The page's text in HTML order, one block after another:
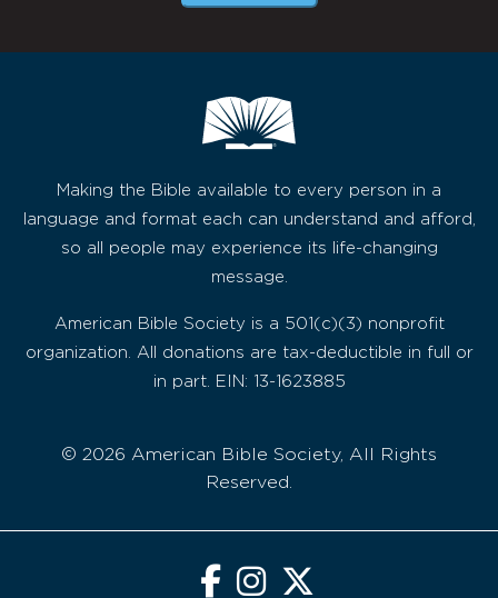
Making the Bible available to every person in a
language and format each can understand and afford,
so all people may experience its life-changing
message.
American Bible Society is a 501(c)(3) nonprofit
organization. All donations are tax-deductible in full or
in part. EIN: 13-1623885
© 2026 American Bible Society, All Rights
Reserved.